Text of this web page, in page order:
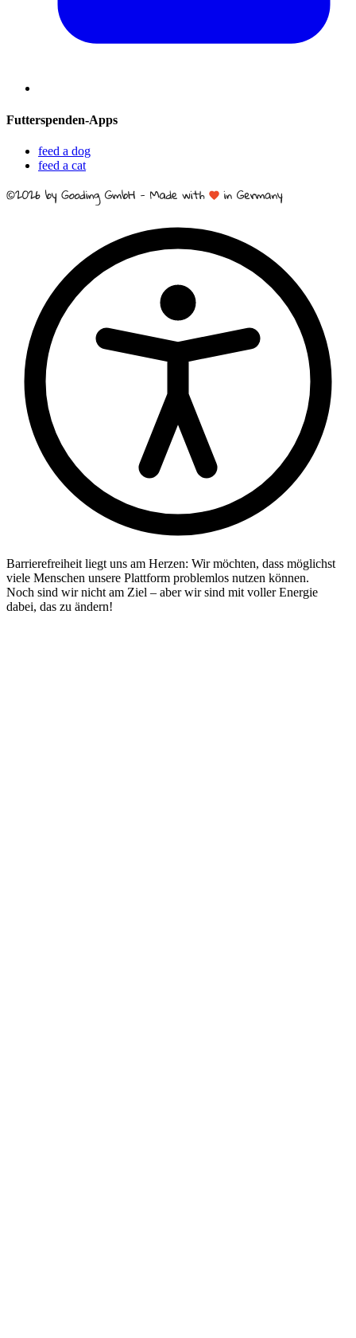
Futterspenden-Apps
feed a dog
feed a cat
Barrierefreiheit liegt uns am Herzen: Wir möchten, dass möglichst
viele Menschen unsere Plattform problemlos nutzen können.
Noch sind wir nicht am Ziel – aber wir sind mit voller Energie
dabei, das zu ändern!